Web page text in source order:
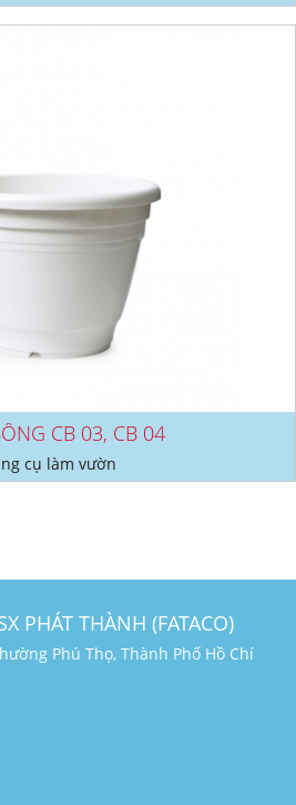
CB 03, CB 04
cụ làm vườn
PHÁT THÀNH (FATACO)
Phú Thọ, Thành Phố Hồ Chí